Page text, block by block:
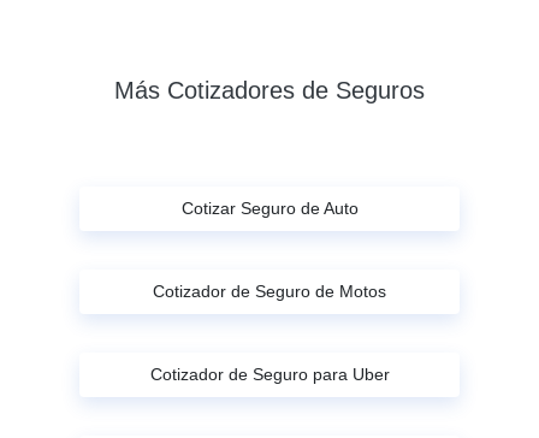
Más Cotizadores de Seguros
Cotizar Seguro de Auto
Cotizador de Seguro de Motos
Cotizador de Seguro para Uber